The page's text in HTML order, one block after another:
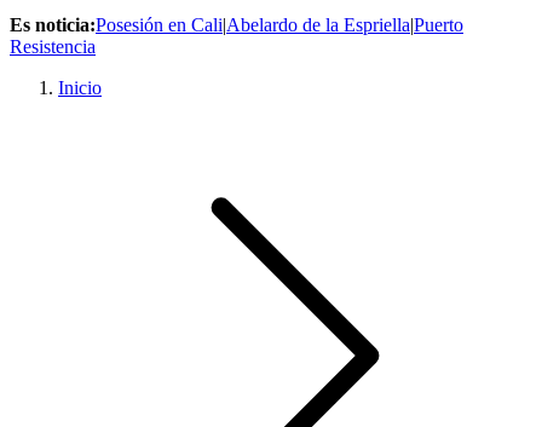
Es noticia:Posesión en Cali|Abelardo de la Espriella|Puerto
Resistencia
Inicio